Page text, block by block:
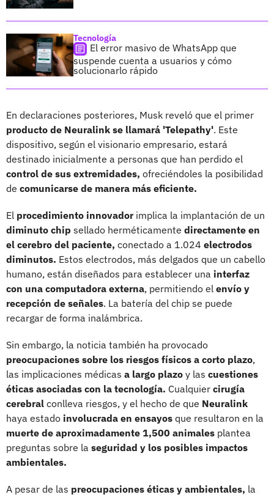
Tecnología
El error masivo de WhatsApp que
suspende cuenta a usuarios y cómo
solucionarlo rápido
En declaraciones posteriores, Musk reveló que el primer
producto de Neuralink se llamará 'Telepathy'. Este
dispositivo, según el visionario empresario, estará
destinado inicialmente a personas que han perdido el
control de sus extremidades, ofreciéndoles la posibilidad
de comunicarse de manera más eficiente.
El procedimiento innovador implica la implantación de un
diminuto chip sellado herméticamente directamente en
el cerebro del paciente, conectado a 1.024 electrodos
diminutos. Estos electrodos, más delgados que un cabello
humano, están diseñados para establecer una interfaz
con una computadora externa, permitiendo el envío y
recepción de señales. La batería del chip se puede
recargar de forma inalámbrica.
Sin embargo, la noticia también ha provocado
preocupaciones sobre los riesgos físicos a corto plazo,
las implicaciones médicas a largo plazo y las cuestiones
éticas asociadas con la tecnología. Cualquier cirugía
cerebral conlleva riesgos, y el hecho de que Neuralink
haya estado involucrada en ensayos que resultaron en la
muerte de aproximadamente 1,500 animales plantea
preguntas sobre la seguridad y los posibles impactos
ambientales.
A pesar de las preocupaciones éticas y ambientales, la